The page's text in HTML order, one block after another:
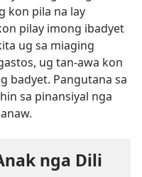
kon pila na lay
pilay imong ibadyet
ug sa miaging
ug tan-awa kon
badyet. Pangutana sa
sa pinansiyal nga
nga Dili